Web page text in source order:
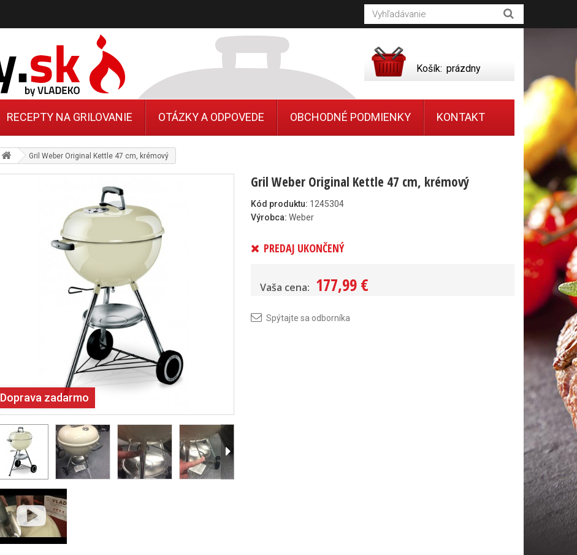
Gril Weber Original Kettle 47 cm, krémový
Doprava zadarmo
Gril Weber Original Kettle 47 cm, krémový
Kód produktu: 1245304
Výrobca: Weber
PREDAJ UKONČENÝ
Vaša cena: 177,99 €
Spýtajte sa odborníka
Košík: prázdny
RECEPTY NA GRILOVANIE OTÁZKY A ODPOVEDE OBCHODNÉ PODMIENKY KONTAKT